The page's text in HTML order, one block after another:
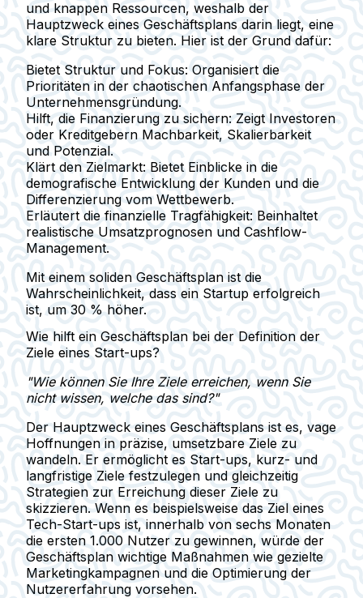
und knappen Ressourcen, weshalb der
Hauptzweck eines Geschäftsplans darin liegt, eine
klare Struktur zu bieten. Hier ist der Grund dafür:
Bietet Struktur und Fokus: Organisiert die
Prioritäten in der chaotischen Anfangsphase der
Unternehmensgründung.
Hilft, die Finanzierung zu sichern: Zeigt Investoren
oder Kreditgebern Machbarkeit, Skalierbarkeit
und Potenzial.
Klärt den Zielmarkt: Bietet Einblicke in die
demografische Entwicklung der Kunden und die
Differenzierung vom Wettbewerb.
Erläutert die finanzielle Tragfähigkeit: Beinhaltet
realistische Umsatzprognosen und Cashflow-
Management.
Mit einem soliden Geschäftsplan ist die
Wahrscheinlichkeit, dass ein Startup erfolgreich
ist, um 30 % höher.
Wie hilft ein Geschäftsplan bei der Definition der
Ziele eines Start-ups?
"Wie können Sie Ihre Ziele erreichen, wenn Sie
nicht wissen, welche das sind?"
Der Hauptzweck eines Geschäftsplans ist es, vage
Hoffnungen in präzise, umsetzbare Ziele zu
wandeln. Er ermöglicht es Start-ups, kurz- und
langfristige Ziele festzulegen und gleichzeitig
Strategien zur Erreichung dieser Ziele zu
skizzieren. Wenn es beispielsweise das Ziel eines
Tech-Start-ups ist, innerhalb von sechs Monaten
die ersten 1.000 Nutzer zu gewinnen, würde der
Geschäftsplan wichtige Maßnahmen wie gezielte
Marketingkampagnen und die Optimierung der
Nutzererfahrung vorsehen.